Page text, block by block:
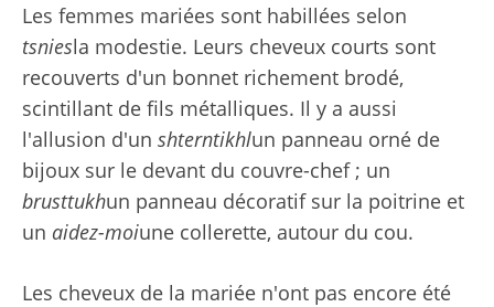
Les femmes mariées sont habillées selon
tsniesla modestie. Leurs cheveux courts sont
recouverts d'un bonnet richement brodé,
scintillant de fils métalliques. Il y a aussi
l'allusion d'un shterntikhlun panneau orné de
bijoux sur le devant du couvre-chef ; un
brusttukhun panneau décoratif sur la poitrine et
un aidez-moiune collerette, autour du cou.
Les cheveux de la mariée n'ont pas encore été